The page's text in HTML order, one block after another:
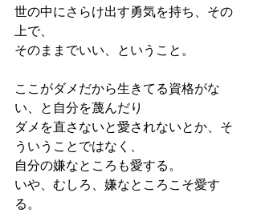
世の中にさらけ出す勇気を持ち、その
上で、
そのままでいい、ということ。
ここがダメだから生きてる資格がな
い、と自分を蔑んだり
ダメを直さないと愛されないとか、そ
ういうことではなく、
自分の嫌なところも愛する。
いや、むしろ、嫌なところこそ愛す
る。